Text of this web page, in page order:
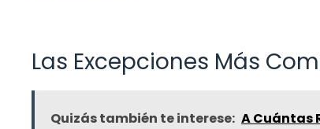
Las Excepciones Más
Quizás también te interese: A Cuántas